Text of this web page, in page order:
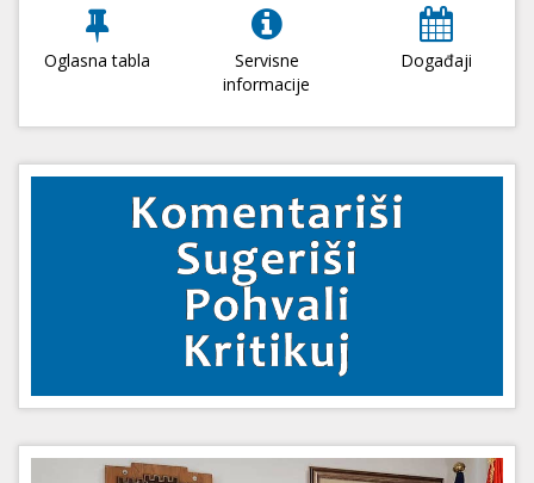
Oglasna tabla
Servisne
informacije
Događaji